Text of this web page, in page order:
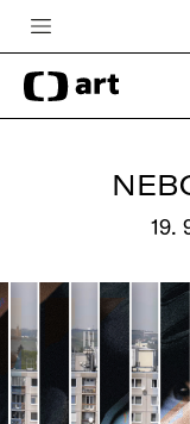
Česká televize
Zpravodajství
Pro děti
edu
Vše o ČT
19.